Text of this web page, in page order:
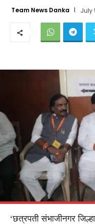
Team News Danka July
‘छत्रपती संभाजीनगर